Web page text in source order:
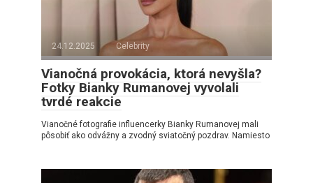
24.12.2025 Celebrity
Vianočná provokácia, ktorá nevyšla?
Fotky Bianky Rumanovej vyvolali
tvrdé reakcie
Vianočné fotografie influencerky Bianky Rumanovej mali
pôsobiť ako odvážny a zvodný sviatočný pozdrav. Namiesto